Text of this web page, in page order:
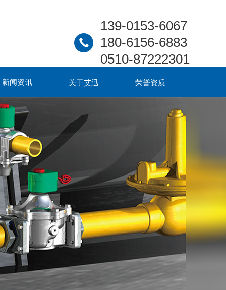
139-0153-6067
180-6156-6883
0510-87222301
新闻资讯 关于艾迅 荣誉资质